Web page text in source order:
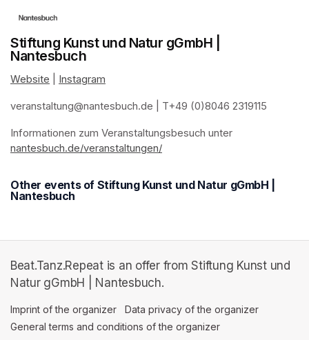
Stiftung Kunst und Natur gGmbH |
Nantesbuch
Website (opens in a new tab)
Instagram
veranstaltung@nantesbuch.de (opens in a new tab)
| T+49 (0)8046 2319115
Informationen zum Veranstaltungsbesuch (opens in a new tab)
(opens in a new tab)
(opens in a new tab)
(opens in a new tab)
nantesbuch.de/veranstaltungen/
Other events of Stiftung Kunst und Natur gGmbH |
Nantesbuch
Beat.Tanz.Repeat is an offer from Stiftung Kunst und
Natur gGmbH | Nantesbuch.
Imprint of the organizer (opens in a new tab)
Data privacy of the organizer
General terms and conditions of the organizer